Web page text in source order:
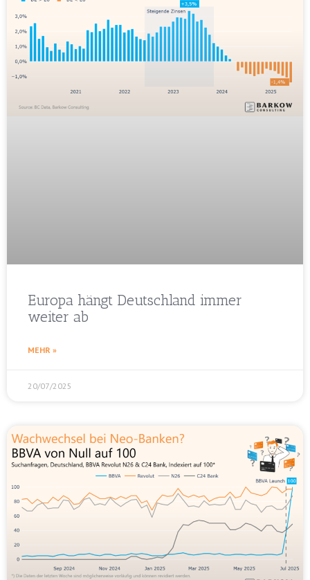
Europa hängt Deutschland immer
weiter ab
MEHR »
20/07/2025